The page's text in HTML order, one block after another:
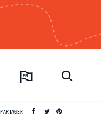
FR
PARTAGER